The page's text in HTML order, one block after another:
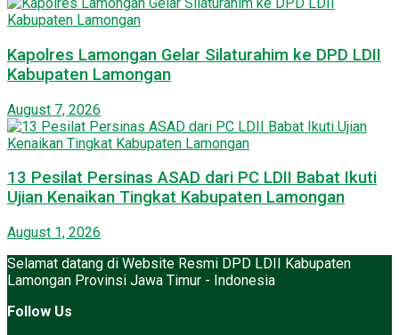
Kapolres Lamongan Gelar Silaturahim ke DPD LDII
Kabupaten Lamongan
August 7, 2026
13 Pesilat Persinas ASAD dari PC LDII Babat Ikuti
Ujian Kenaikan Tingkat Kabupaten Lamongan
August 1, 2026
Selamat datang di Website Resmi DPD LDII Kabupaten
Lamongan Provinsi Jawa Timur - Indonesia
Follow Us